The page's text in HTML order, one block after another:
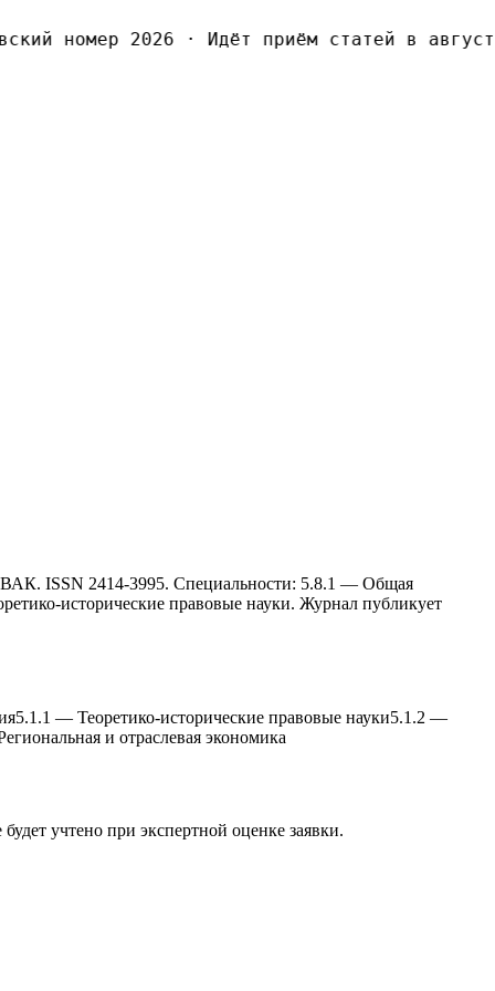
номер 2026· Идёт приём статей в
ВАК. ISSN 2414-3995. Специальности: 5.8.1 — Общая
исторические правовые науки. Журнал публикует
5.1.1 — Теоретико-исторические правовые науки5.1.2 —
и отраслевая экономика
учтено при экспертной оценке заявки.